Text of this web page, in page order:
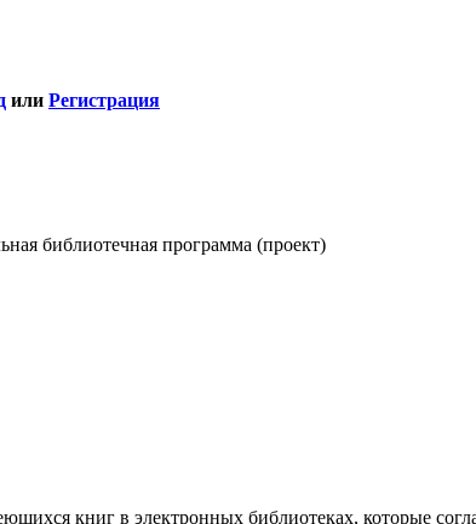
или Регистрация
библиотечная программа (проект)
книг в электронных библиотеках, которые